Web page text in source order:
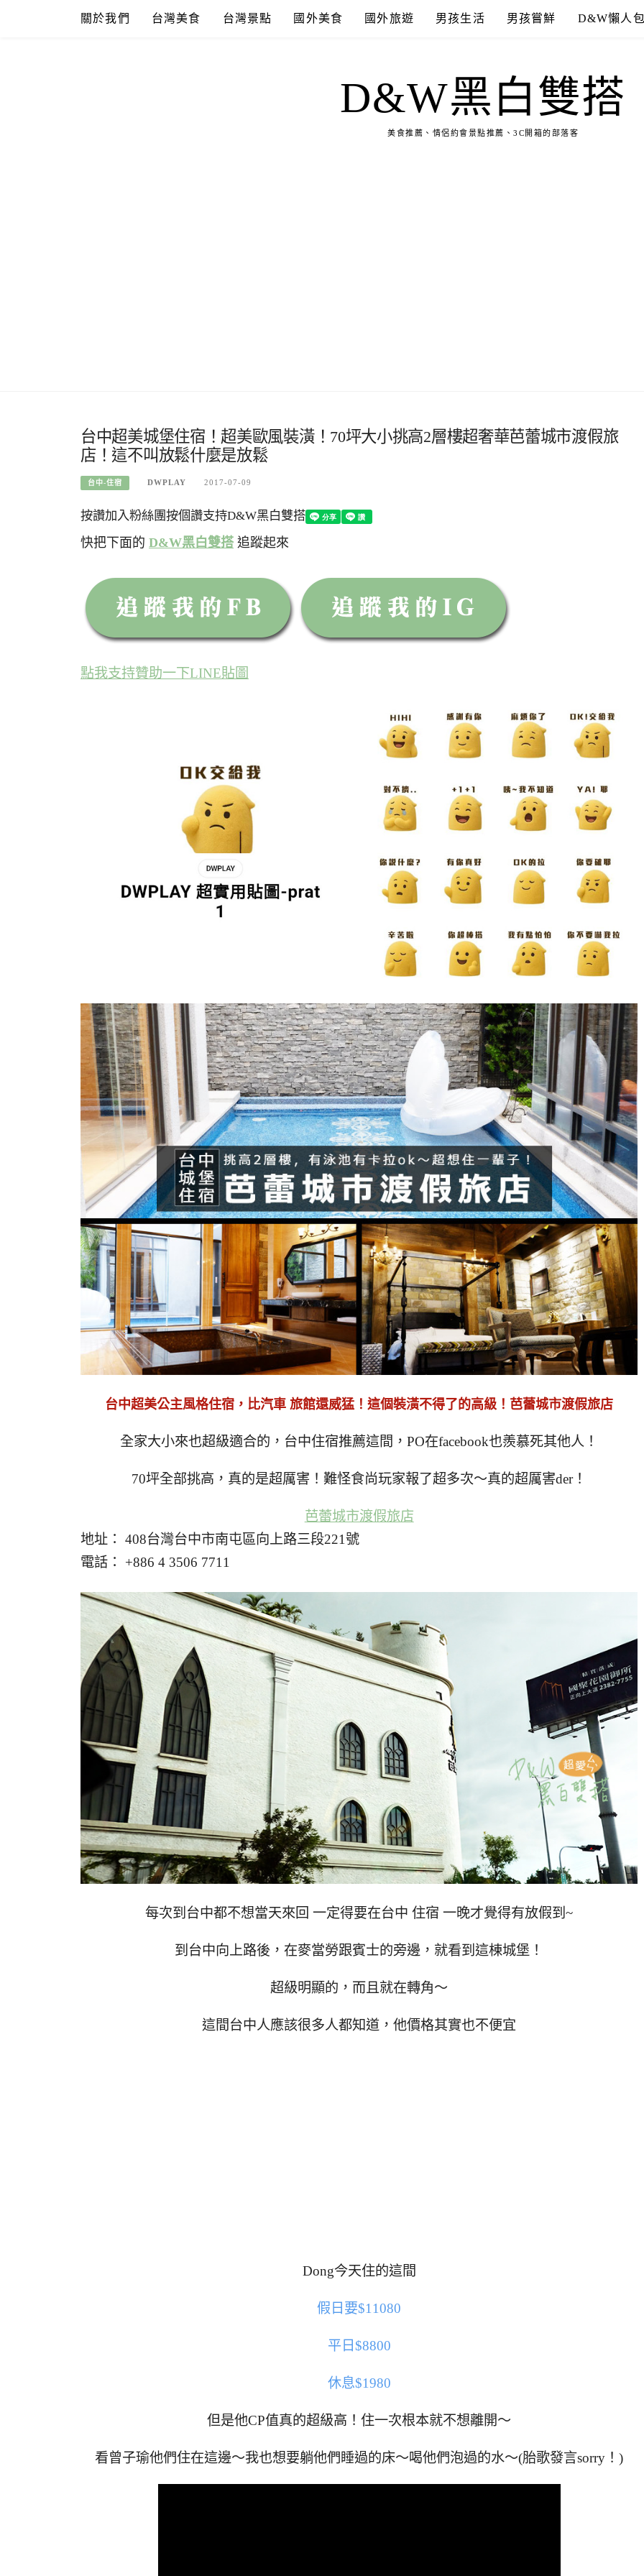
關於我們 台灣美食 台灣景點 國外美食 國外旅遊 男孩生活 男孩嘗鮮 D&W懶人
D&W黑白雙搭
美食推薦、情侶約會景點推薦、3C開箱的部落客
台中超美城堡住宿！超美歐風裝潢！70坪大小挑高2層樓超奢華芭蕾城市渡假旅
店！這不叫放鬆什麼是放鬆
台中-住宿 DWPLAY 2017-07-09
按讚加入粉絲團按個讚支持D&W黑白雙搭
快把下面的 D&W黑白雙搭 追蹤起來
點我支持贊助一下LINE貼圖
台中超美公主風格住宿，比汽車 旅館還威猛！這個裝潢不得了的高級！芭蕾城市渡假旅店
全家大小來也超級適合的，台中住宿推薦這間，PO在facebook也羨慕死其他人！
70坪全部挑高，真的是超厲害！難怪食尚玩家報了超多次～真的超厲害der！
芭蕾城市渡假旅店
地址： 408台灣台中市南屯區向上路三段221號
電話： +886 4 3506 7711
每次到台中都不想當天來回 一定得要在台中 住宿 一晚才覺得有放假到~
到台中向上路後，在麥當勞跟賓士的旁邊，就看到這棟城堡！
超級明顯的，而且就在轉角～
這間台中人應該很多人都知道，他價格其實也不便宜
Dong今天住的這間
假日要$11080
平日$8800
休息$1980
但是他CP值真的超級高！住一次根本就不想離開～
看曾子瑜他們住在這邊～我也想要躺他們睡過的床～喝他們泡過的水～(胎歌發言sorry！)